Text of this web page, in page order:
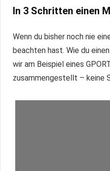
In 3 Schritten einen
Wenn du bisher noch nie
beachten hast. Wie du einen
wir am Beispiel eines
zusammengestellt – keine